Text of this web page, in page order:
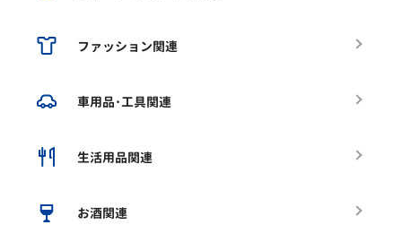
ファッション関連
車用品･工具関連
生活用品関連
お酒関連